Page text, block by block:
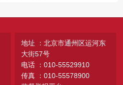
地址 ：北京市通州区运河东
大街57号
电话 ：010-55529910
传真 ：010-55578900